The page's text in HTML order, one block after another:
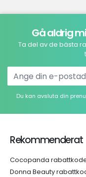
Gå aldrig
Ta del av de bästa
Du kan avsluta din
Rekommenderat
Cocopanda
Donna Beauty